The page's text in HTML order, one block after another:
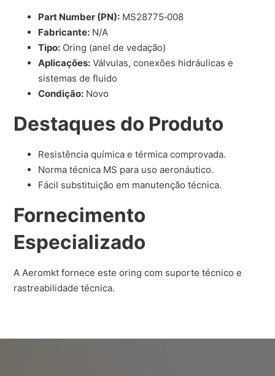
Part Number (PN): MS28775‑008
Fabricante: N/A
Tipo: Oring (anel de vedação)
Aplicações: Válvulas, conexões hidráulicas e
sistemas de fluido
Condição: Novo
Destaques do Produto
Resistência química e térmica comprovada.
Norma técnica MS para uso aeronáutico.
Fácil substituição em manutenção técnica.
Fornecimento
Especializado
A Aeromkt fornece este oring com suporte técnico e
rastreabilidade técnica.